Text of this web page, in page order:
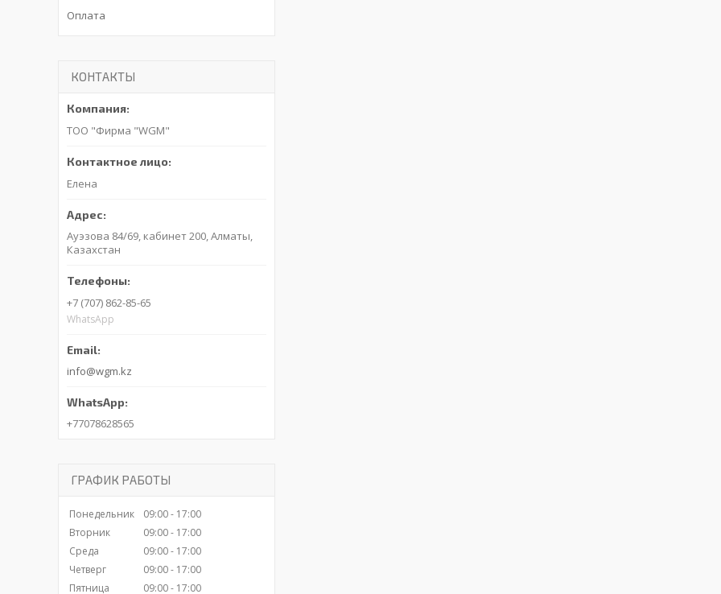
Оплата
КОНТАКТЫ
ТОО "Фирма "WGM"
Елена
Ауэзова 84/69, кабинет 200, Алматы,
Казахстан
+7 (707) 862-85-65
WhatsApp
info@wgm.kz
+77078628565
ГРАФИК РАБОТЫ
Понедельник 09:00
17:00
Вторник
09:00
17:00
Среда
09:00
17:00
Четверг
09:00
17:00
Пятница
09:00 17:00